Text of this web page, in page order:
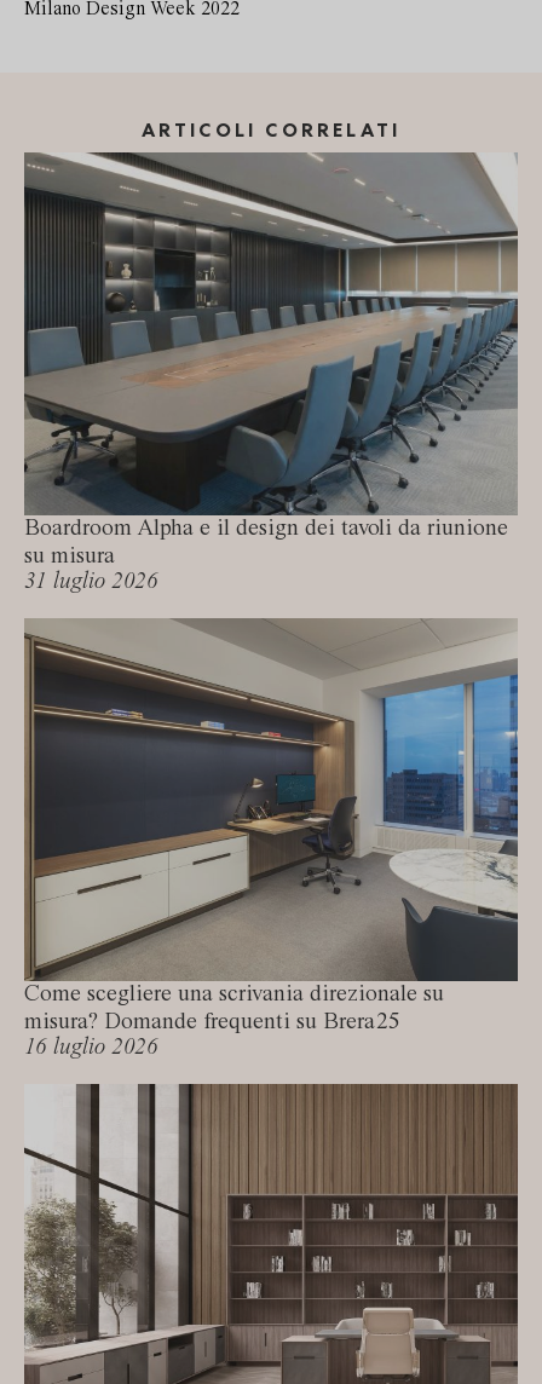
Milano Design Week 2022
ARTICOLI CORRELATI
Boardroom Alpha e il design dei tavoli da riunione
su misura
31 luglio 2026
Come scegliere una scrivania direzionale su
misura? Domande frequenti su Brera25
16 luglio 2026